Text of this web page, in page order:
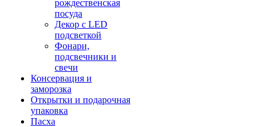
рождественская
посуда
Декор с LED
подсветкой
Фонари,
подсвечники и
свечи
Консервация и
заморозка
Открытки и подарочная
упаковка
Пасха